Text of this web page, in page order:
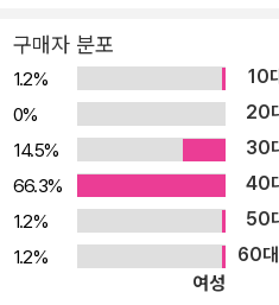
하룻밤을 보내야 할까? 아님, 이제
진정한 사랑과 바람직한 관계를 위
요한 게 아닐까? 드디어 잭슨과 약
우리의 사랑을 위해 잭슨의 제안을
한 길을 선택하기로. 잭슨이 이런
고만 데이트하면 좋을 텐데……. 과
수 있을까? 당당하고 건강한 1318의 사랑, 그리고 관계! 《할까? 말
까?》는 댄디 데일리 맥콜이 쓴 청
구매자 분포
1.2% 10
0%
20
14.5%
30
66.3%
40
1.2%
50
1.2%
60대
여성